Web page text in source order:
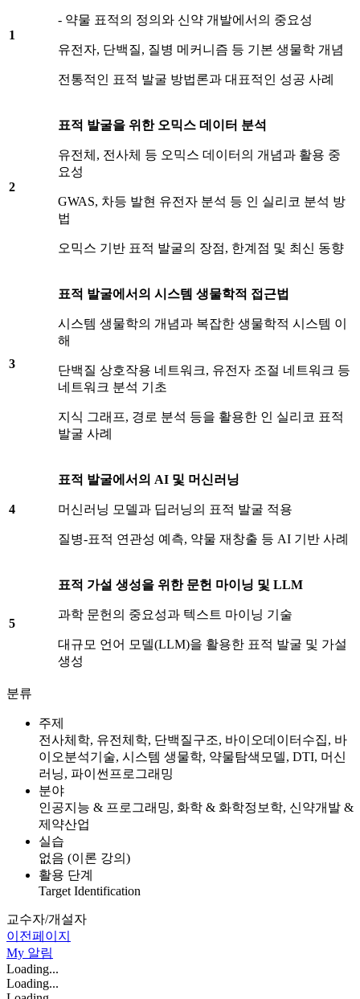
1
- 약물 표적의 정의와 신약 개발에서의 중요성
유전자, 단백질, 질병 메커니즘 등 기본 생물학 개념
전통적인 표적 발굴 방법론과 대표적인 성공 사례
2
표적 발굴을 위한 오믹스 데이터 분석
유전체, 전사체 등 오믹스 데이터의 개념과 활용 중
요성
GWAS, 차등 발현 유전자 분석 등 인 실리코 분석 방
법
오믹스 기반 표적 발굴의 장점, 한계점 및 최신 동향
3
표적 발굴에서의 시스템 생물학적 접근법
시스템 생물학의 개념과 복잡한 생물학적 시스템 이
해
단백질 상호작용 네트워크, 유전자 조절 네트워크 등
네트워크 분석 기초
지식 그래프, 경로 분석 등을 활용한 인 실리코 표적
발굴 사례
4
표적 발굴에서의 AI 및 머신러닝
머신러닝 모델과 딥러닝의 표적 발굴 적용
질병-표적 연관성 예측, 약물 재창출 등 AI 기반 사례
5
표적 가설 생성을 위한 문헌 마이닝 및 LLM
과학 문헌의 중요성과 텍스트 마이닝 기술
대규모 언어 모델(LLM)을 활용한 표적 발굴 및 가설
생성
분류
주제
전사체학, 유전체학, 단백질구조, 바이오데이터수집, 바
이오분석기술, 시스템 생물학, 약물탐색모델, DTI, 머신
러닝, 파이썬프로그래밍
분야
인공지능 & 프로그래밍, 화학 & 화학정보학, 신약개발 &
제약산업
실습
없음 (이론 강의)
활용 단계
Target Identification
교수자/개설자
이전페이지
My 알림
Loading...
Loading...